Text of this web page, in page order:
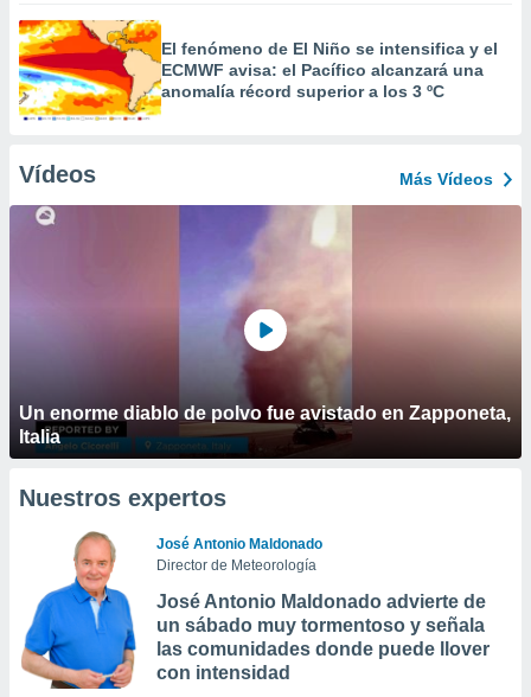
El fenómeno de El Niño se intensifica y el
ECMWF avisa: el Pacífico alcanzará una
anomalía récord superior a los 3 ºC
Vídeos Más Vídeos
Un enorme diablo de polvo fue avistado en Zapponeta,
Italia
Nuestros expertos
José Antonio Maldonado
Director de Meteorología
José Antonio Maldonado advierte de
un sábado muy tormentoso y señala
las comunidades donde puede llover
con intensidad